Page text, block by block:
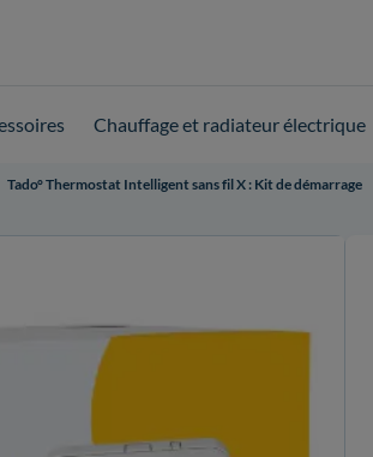
Chauffage et radiateur électrique
Tado° Thermostat Intelligent sans fil X : Kit de démarrage